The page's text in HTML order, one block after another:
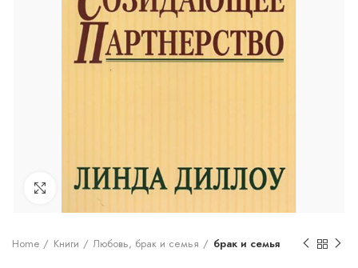
Увеличить
Home Книги Любовь, брак и семья брак и семья